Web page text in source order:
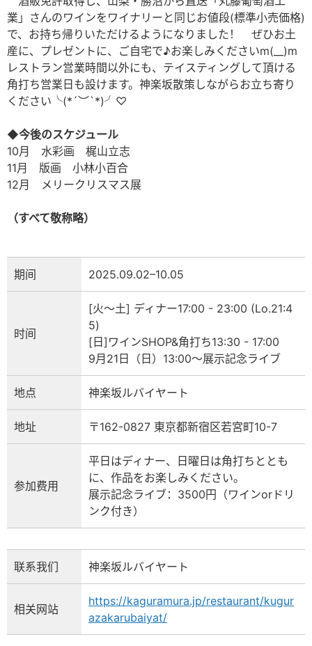
業」さんのワインをワイナリーと同じお値段(標準小売価格)
で、お持ち帰りいただけるようになりました！ ぜひお土
産に、プレゼントに、ご自宅で♪お楽しみくださいm(__)m
レストラン営業時間以外にも、テイスティングして頂ける
角打ち営業日も設けます。神楽坂散策しながらお立ち寄り
ください╰(*´︶`*)╯♡
◆今後のスケジュール
10月 水彩画 梶山立志
11月 版画 小林小百合
12月 メリークリスマス展
（すべて敬称略）
期间 2025.09.02–10.05
时间
[火～土] ディナー17:00 - 23:00 (Lo.21:4
5)
[日]ワインSHOP&角打ち13:30 - 17:00
9月21日（日）13:00〜展示記念ライブ
地点 神楽坂ルバイヤート
地址 〒162-0827 東京都新宿区若宮町10-7
参加费用
平日はディナー、日曜日は角打ちととも
に、作品をお楽しみください。
展示記念ライブ：3500円（ワインorドリ
ンク付き）
联系我们 神楽坂ルバイヤート
相关网站
https://kaguramura.jp/restaurant/kugur
azakarubaiyat/